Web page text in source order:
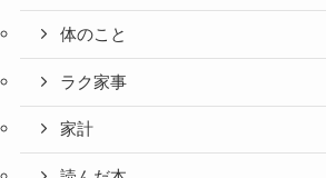
体のこと
ラク家事
家計